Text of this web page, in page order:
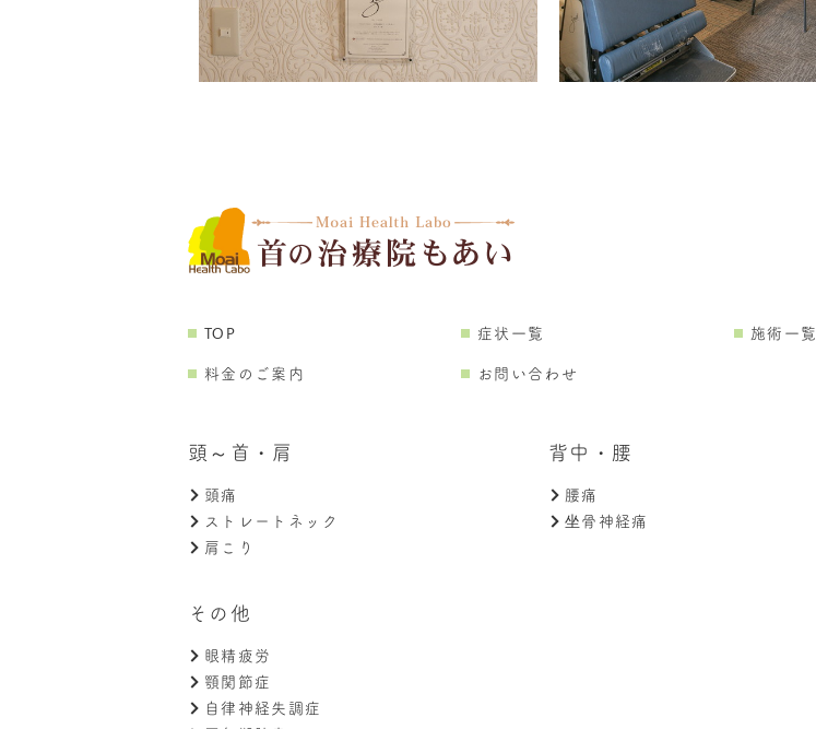
TOP 症状一覧 施術一覧
料金のご案内
お問い合わせ
頭～首・肩
頭痛
ストレートネック
肩こり
背中・腰
腰痛
坐骨神経痛
その他
眼精疲労
顎関節症
自律神経失調症